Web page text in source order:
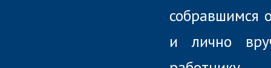
собравшимся
и лично